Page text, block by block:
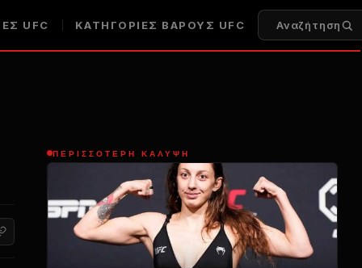
UFC ΚΑΤΗΓΟΡΊΕΣ ΒΆΡΟΥΣ UFC Αναζήτηση
ΠΕΡΙΣΣΌΤΕΡΗ ΚΆΛΥΨΗ